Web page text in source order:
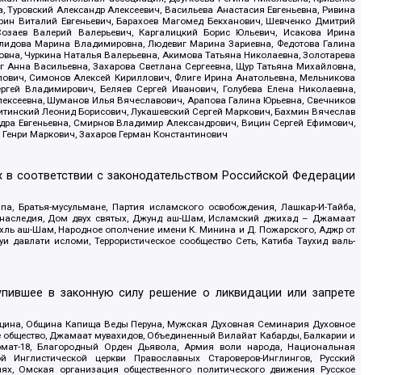
Александр Алексеевич, Васильева Анастасия Евгеньевна, Ривина
Виталий Евгеньевич, Барахоев Магомед Бекханович, Шевченко Дмитрий
Валерий Валерьевич, Каргалицкий Борис Юльевич, Исакова Ирина
Марина Владимировна, Людевиг Марина Зариевна, Федотова Галина
Чуркина Наталья Валерьевна, Акимова Татьяна Николаевна, Золотарева
Васильевна, Захарова Светлана Сергеевна, Щур Татьяна Михайловна,
Симонов Алексей Кириллович, Флиге Ирина Анатольевна, Мельникова
Владимирович, Беляев Сергей Иванович, Голубева Елена Николаевна,
Шуманов Илья Вячеславович, Арапова Галина Юрьевна, Свечников
Леонид Борисович, Лукашевский Сергей Маркович, Бахмин Вячеслав
Евгеньевна, Смирнов Владимир Александрович, Вицин Сергей Ефимович,
Маркович, Захаров Герман Константинович
соответствии с законодательством Российской Федерации
мусульмане, Партия исламского освобождения, Лашкар-И-Тайба,
наследия, Дом двух святых, Джунд аш-Шам, Исламский джихад – Джамаат
аш-Шам, Народное ополчение имени К. Минина и Д. Пожарского, Аджр от
исломи, Террористическое сообщество Сеть, Катиба Таухид валь-
в законную силу решение о ликвидации или запрете
Община Капища Веды Перуна, Мужская Духовная Семинария Духовное
Джамаат мувахидов, Объединенный Вилайат Кабарды, Балкарии и
18, Благородный Орден Дьявола, Армия воли народа, Национальная
церкви Православных Староверов-Инглингов, Русский
Омская организация общественного политического движения Русское